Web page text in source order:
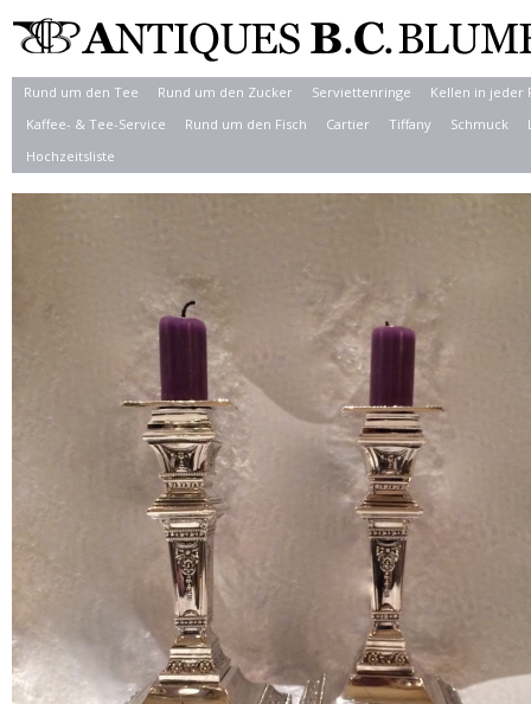
Rund um den Tee Rund um den Zucker Serviettenringe
Kellen in jeder
Kaffee- & Tee-Service
Rund um den Fisch Cartier Tiffany Schmuck
Hochzeitsliste